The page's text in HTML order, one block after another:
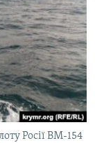
Росії ВМ-154